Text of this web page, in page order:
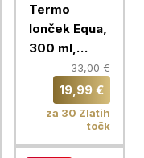
Termo
lonček Equa,
300 ml,
33,00 €
19,99 €
za 30 Zlatih
točk